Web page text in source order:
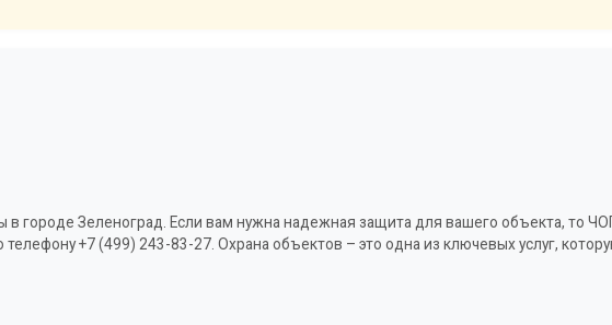
городе Зеленоград. Если вам нужна надежная защита для вашего объекта, то
+7 (499) 243-83-27. Охрана объектов – это одна из ключевых услуг,